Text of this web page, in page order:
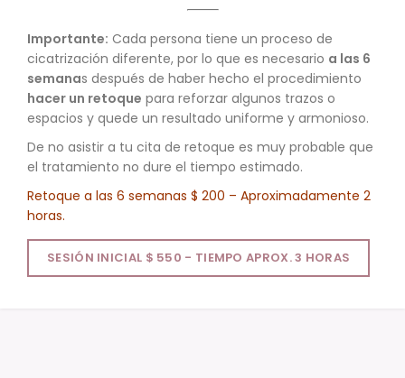
Importante: Cada persona tiene un proceso de
cicatrización diferente, por lo que es necesario a las 6
semanas después de haber hecho el procedimiento
hacer un retoque para reforzar algunos trazos o
espacios y quede un resultado uniforme y armonioso.
De no asistir a tu cita de retoque es muy probable que
el tratamiento no dure el tiempo estimado.
Retoque a las 6 semanas $ 200 – Aproximadamente 2
horas.
SESIÓN INICIAL $ 550 - TIEMPO APROX. 3 HORAS